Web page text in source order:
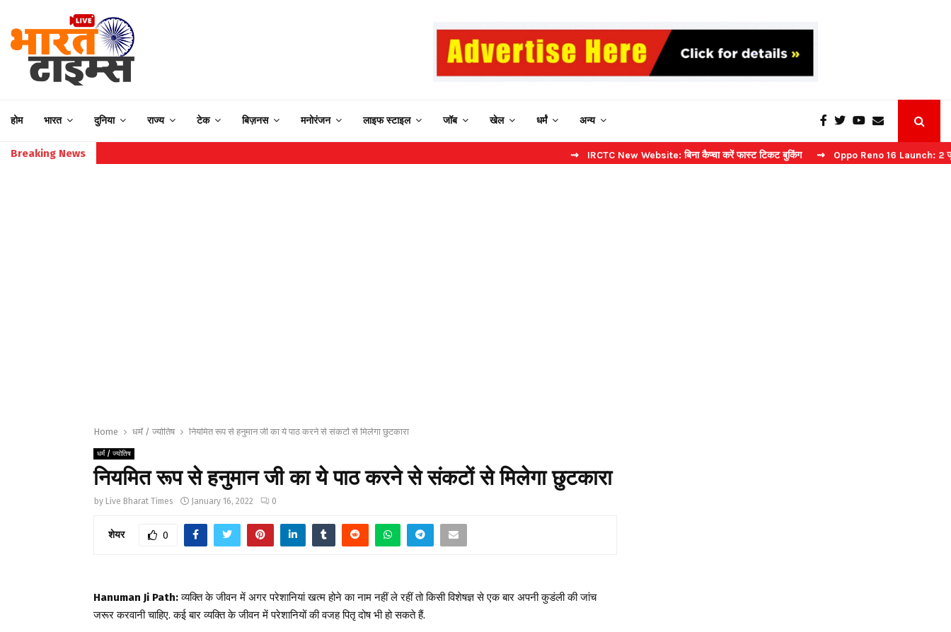
होम भारत दुनिया राज्य टेक बिज़नस मनोरंजन लाइफ स्टाइल जॉब खेल धर्मं अन्य
Breaking News ⇝ IRCTC New Website: बिना कैप्चा करें फास्ट टिकट बुकिंग ⇝ Oppo Reno 16 Launch: 2 जुलाई को
Home धर्मं / ज्योतिष नियमित रूप से हनुमान जी का ये पाठ करने से संकटों से मिलेगा छुटकारा
धर्मं / ज्योतिष
नियमित रूप से हनुमान जी का ये पाठ करने से संकटों से मिलेगा छुटकारा
by Live Bharat Times January 16, 2022 0
शेयर 0
Hanuman Ji Path:व्यक्ति के जीवन में अगर परेशानियां खत्म होने का नाम नहीं ले रहीं तो किसी विशेषज्ञ से एक बार अपनी कुडंली की जांच
जरूर करवानी चाहिए. कई बार व्यक्ति के जीवन में परेशानियों की वजह पितृ दोष भी हो सकते हैं.